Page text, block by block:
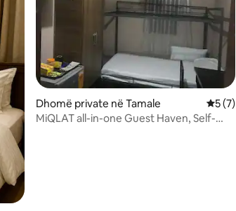
Dhomë private në Tamale
5 (7)
MiQLAT all-in-one Guest Haven, Self-